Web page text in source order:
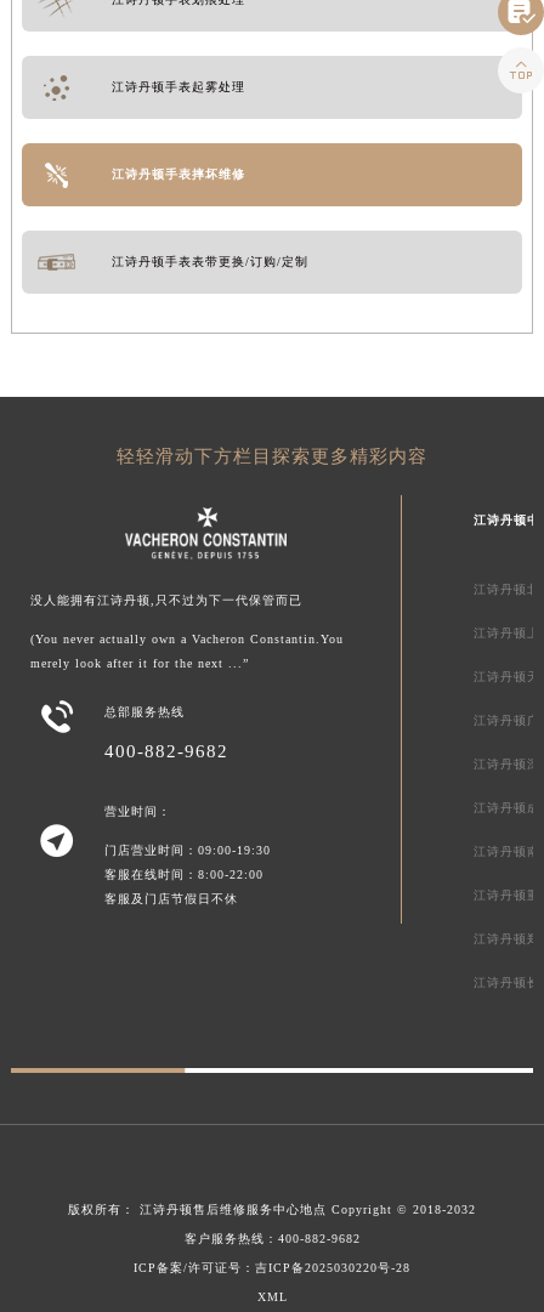
江诗丹顿手表起雾处理
江诗丹顿手表摔坏维修
江诗丹顿手表表带更换/订购/定制
轻轻滑动下方栏目探索更多精彩内容
没人能拥有江诗丹顿,只不过为下一代保管而已
(You never actually own a Vacheron Constantin.You
merely look after it for the next ...”
 总部服务热线
400-882-9682

营业时间：
门店营业时间：09:00-19:30
客服在线时间：8:00-22:00
客服及门店节假日不休
江诗丹顿中
江诗丹顿北
江诗丹顿上
江诗丹顿天
江诗丹顿广
江诗丹顿深
江诗丹顿成
江诗丹顿南
江诗丹顿重
江诗丹顿郑
江诗丹顿长
版权所有： 江诗丹顿售后维修服务中心地点 Copyright © 2018-2032
客户服务热线： 400-882-9682
ICP备案/许可证号：吉ICP备2025030220号-28
XML

